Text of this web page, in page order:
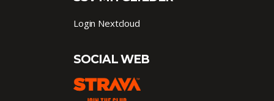
Login Nextcloud
SOCIAL WEB